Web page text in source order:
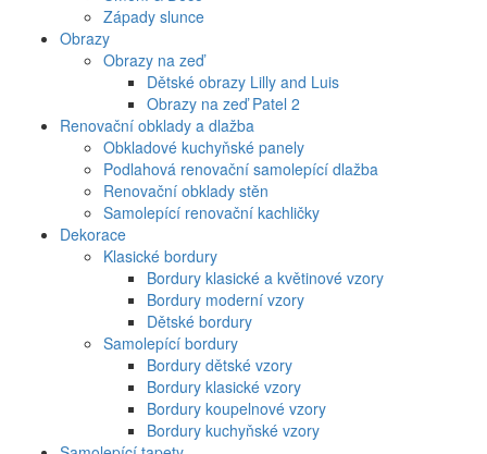
Západy slunce
Obrazy
Obrazy na zeď
Dětské obrazy Lilly and Luis
Obrazy na zeď Patel 2
Renovační obklady a dlažba
Obkladové kuchyňské panely
Podlahová renovační samolepící dlažba
Renovační obklady stěn
Samolepící renovační kachličky
Dekorace
Klasické bordury
Bordury klasické a květinové vzory
Bordury moderní vzory
Dětské bordury
Samolepící bordury
Bordury dětské vzory
Bordury klasické vzory
Bordury koupelnové vzory
Bordury kuchyňské vzory